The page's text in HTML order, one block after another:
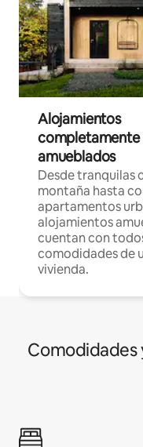
Alojamientos
completamente
amueblados
Desde tranquilas
montaña hasta
apartamentos
alojamientos
cuentan con
comodidades de
vivienda.
Comodidades